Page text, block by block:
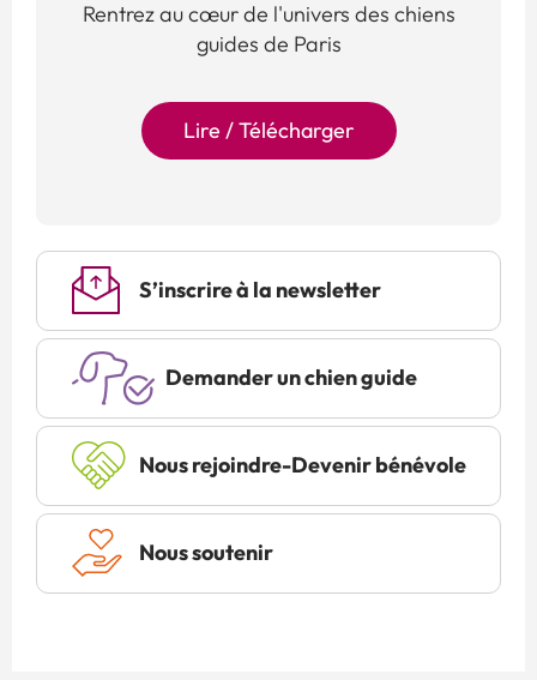
Rentrez au cœur de l'univers des chiens
guides de Paris
Lire / Télécharger
S’inscrire à la newsletter
Demander un chien guide
Nous rejoindre-Devenir bénévole
Nous soutenir